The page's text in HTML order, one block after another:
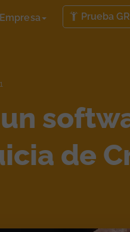
Empresa Prueba
de